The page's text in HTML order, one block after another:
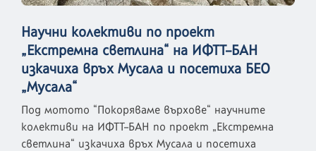
Научни колективи по проект
„Екстремна светлина“ на ИФТТ–БАН
изкачиха връх Мусала и посетиха БЕО
„Мусала“
Под мотото “Покоряваме върхове“ научните
колективи на ИФТТ–БАН по проект „Екстремна
светлина“ изкачиха връх Мусала и посетиха